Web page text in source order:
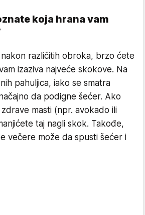
koja hrana vam
različitih obroka, brzo ćete
izaziva najveće skokove. Na
pahuljica, iako se smatra
da podigne šećer. Ako
masti (npr. avokado ili
taj nagli skok. Takođe,
večere može da spusti šećer i